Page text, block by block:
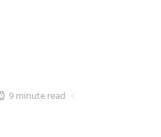
9 minute read